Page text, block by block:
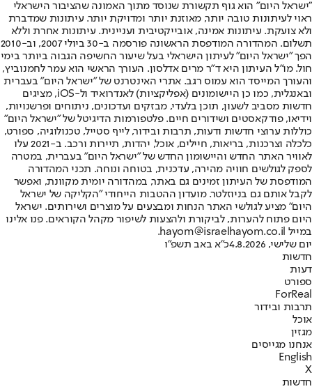
"ישראל היום" הוא גוף תקשורת שנוסד מתוך האמונה שהציבור הישראלי
ראוי לעיתונות טובה יותר, מאוזנת יותר ומדויקת יותר. עיתונות שמדברת
ולא צועקת. עיתונות אמינה, אובייקטיבית ועניינית. עיתונות אחרת וללא
תשלום. המהדורה המודפסת הראשונה פורסמה ב-30 ביולי 2007, וב-2010
הפך "ישראל היום" לעיתון הישראלי בעל שיעור החשיפה הגבוה ביותר בימי
חול. מו"ל העיתון היא ד"ר מרים אדלסון. העורך הראשי הוא עמר לחמנוביץ,
והעורך המייסד הוא עמוס רגב. אתרי האינטרנט של "ישראל היום" בעברית
ובאנגלית, כמו כן היישומונים (אפליקציות) לאנדרואיד ול-iOS, מציגים
חדשות מסביב לשעון, תוכן בלעדי, מבזקים ועדכונים, ניתוחים ופרשנויות,
וידיאו, פודקאסטים ושידורים חיים. פלטפורמות הדיגיטל של "ישראל היום"
כוללות ערוצי חדשות ודעות, תרבות ובידור, לייף סטייל, טכנולוגיה, ספורט,
כלכלה וצרכנות, בריאות, חיילים, אוכל, יהדות, תיירות ורכב. ב-2021 עלו
לאוויר האתר החדש והיישומון החדש של "ישראל היום" בעברית, במטרה
לספק לגולשים חוויה מהירה, עדכנית, בטוחה ונוחה. תכני המהדורה
המודפסת של העיתון זמינים גם באתר, במהדורה יומית מקוונת, ואפשר
לקבל אותם גם בניוזלטר. מועדון ההטבות הייחודי "הקליקה של ישראל
היום" מציע לגולשי האתר הנחות ומבצעים על מוצרים ושירותים. ישראל
היום פתוח להערות, לביקורת ולהצעות לשיפור מקהל הקוראים. פנו אלינו
במייל hayom@israelhayom.co.il.
יום שלישי, 4.8.2026
כ"א באב תשפ"ו
חדשות
דעות
ספורט
ForReal
תרבות ובידור
אוכל
מגזין
אנחנו מגייסים
English
X
חדשות